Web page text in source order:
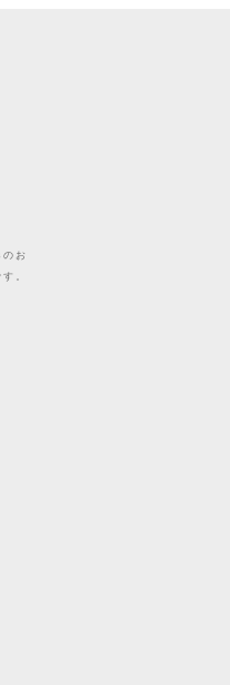
お
。